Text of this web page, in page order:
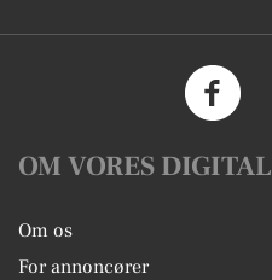
OM VORES DIGITAL
Om os
For annoncører